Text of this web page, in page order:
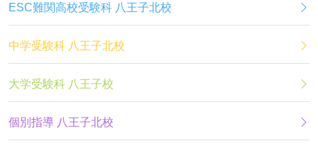
ESC難関高校受験科 八王子北校
中学受験科 八王子北校
大学受験科 八王子校
個別指導 八王子北校